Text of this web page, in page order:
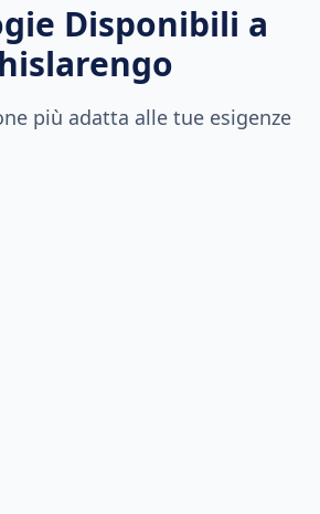
Disponibili a
più adatta alle tue esigenze